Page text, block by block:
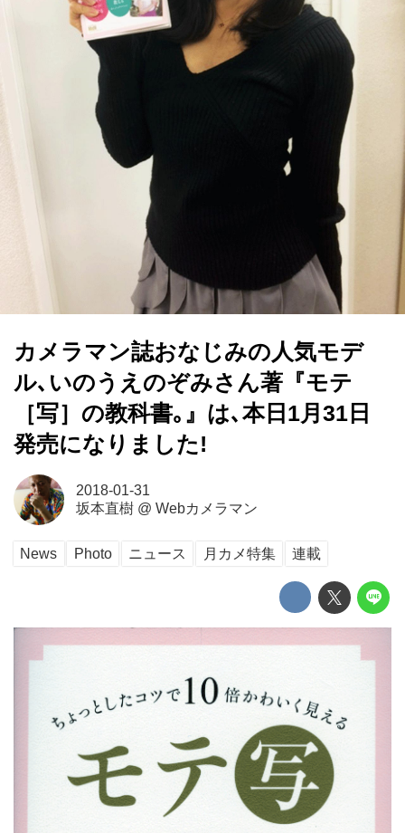
カメラマン誌おなじみの人気モデ
ル､いのうえのぞみさん著『モテ
［写］の教科書｡』は､本日1月31日
発売になりました!
2018-01-31
坂本直樹@ Webカメラマン
News Photo ニュース 月カメ特集 連載